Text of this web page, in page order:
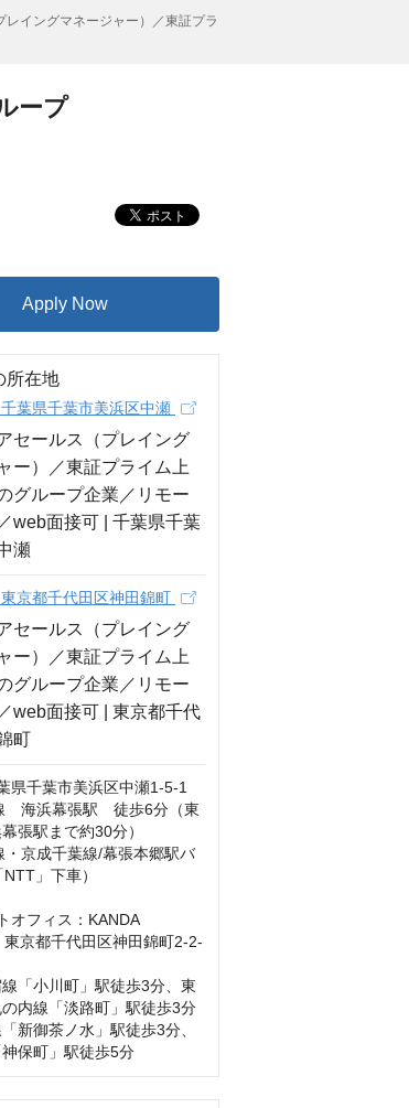
レイングマネージャー）／東証プラ
ープ
Apply Now
所在地
葉県千葉市美浜区中瀬
京都千代田区神田錦町
県千葉市美浜区中瀬1-5-1
海浜幕張駅　徒歩6分（東
張駅まで約30分）
京成千葉線/幕張本郷駅バ
」下車）
オフィス：KANDA
東京都千代田区神田錦町2-2-
「小川町」駅徒歩3分、東
内線「淡路町」駅徒歩3分
新御茶ノ水」駅徒歩3分、
保町」駅徒歩5分